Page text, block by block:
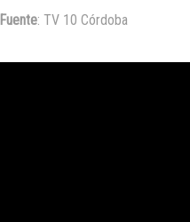
Fuente: TV 10 Córdoba